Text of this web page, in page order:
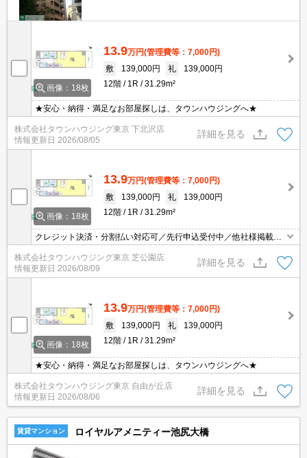
画像：18枚
13.9万円(管理費等：7,000円)
敷
139,000円 礼
139,000円
12階
1R 31.29m²
★安心・納得・満足なお部屋探しは、タウンハウジングへ★
株式会社タウンハウジング東京 下北沢店
情報更新日 2026/08/05
詳細を見る
画像：18枚
13.9万円(管理費等：7,000円)
敷
139,000円 礼
139,000円
12階
1R 31.29m²
クレジット決済・分割払い対応可／先行申込受付中／他社様掲載物
件もまとめてご案内可能／専任物件多数あり
株式会社タウンハウジング東京 芝公園店
情報更新日 2026/08/09
詳細を見る
画像：18枚
13.9万円(管理費等：7,000円)
敷
139,000円 礼
139,000円
12階
1R 31.29m²
★安心・納得・満足なお部屋探しは、タウンハウジングへ★
株式会社タウンハウジング東京 自由が丘店
情報更新日 2026/08/06
詳細を見る
賃貸マンション ロイヤルアメニティー池尻大橋